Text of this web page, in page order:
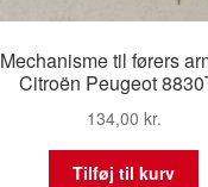
Mechanisme til førers
Citroën Peugeot
134,00 kr.
Tilføj til kurv